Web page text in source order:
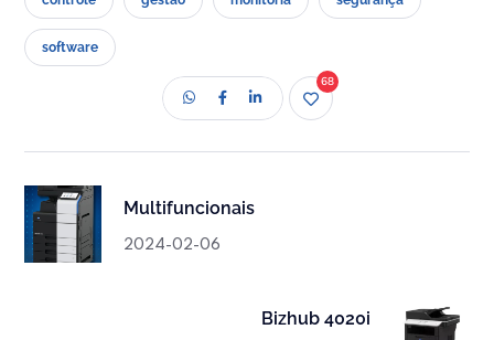
software
68
Multifuncionais
2024-02-06
Bizhub 4020i